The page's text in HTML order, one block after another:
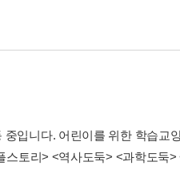
입니다. 어린이를 위한 학습교
토리> <역사도둑> <과학도둑>